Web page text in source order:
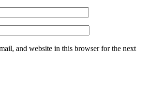
and website in this browser for the next